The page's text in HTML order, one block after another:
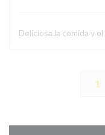
Deliciosa la comida y
1